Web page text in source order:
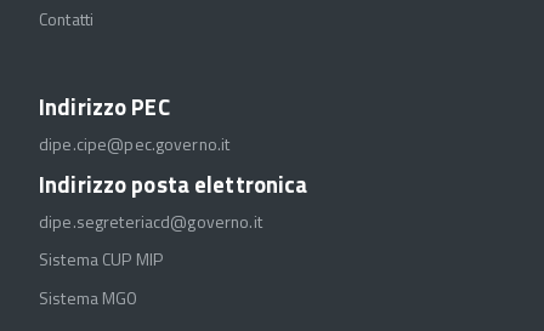
Contatti
Indirizzo PEC
dipe.cipe@pec.governo.it
Indirizzo posta elettronica
dipe.segreteriacd@governo.it
Sistema CUP MIP
Sistema MGO